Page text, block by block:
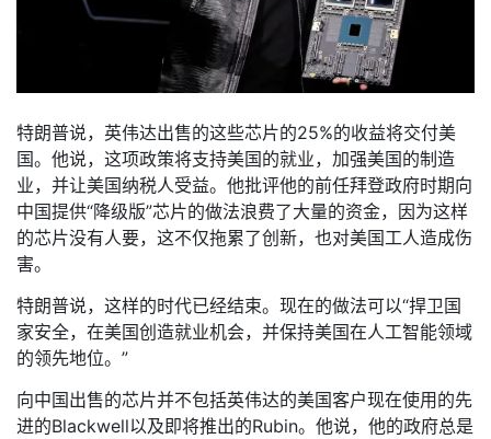
特朗普说，英伟达出售的这些芯片的25%的收益将交付美
国。他说，这项政策将支持美国的就业，加强美国的制造
业，并让美国纳税人受益。他批评他的前任拜登政府时期向
中国提供“降级版”芯片的做法浪费了大量的资金，因为这样
的芯片没有人要，这不仅拖累了创新，也对美国工人造成伤
害。
特朗普说，这样的时代已经结束。现在的做法可以“捍卫国
家安全，在美国创造就业机会，并保持美国在人工智能领域
的领先地位。”
向中国出售的芯片并不包括英伟达的美国客户现在使用的先
进的Blackwell以及即将推出的Rubin。他说，他的政府总是